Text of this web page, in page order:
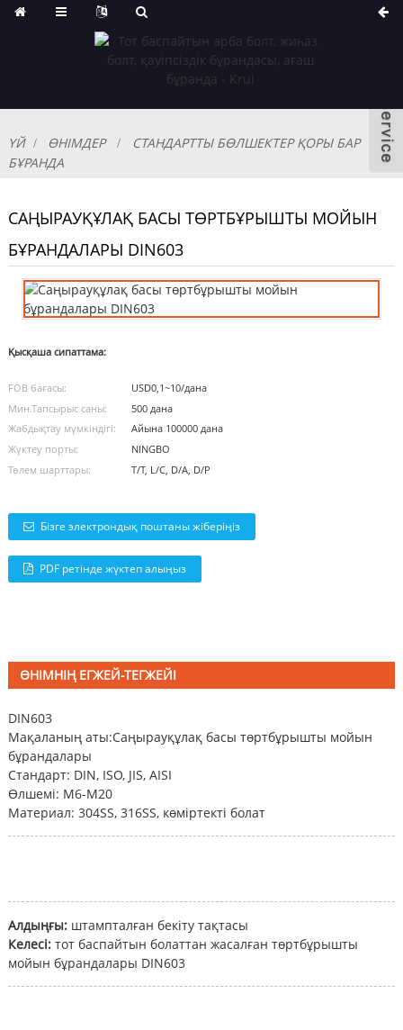
ҮЙ ӨНІМДЕР
СТАНДАРТТЫ БӨЛШЕКТЕР ҚОРЫ БАР
БҰРАНДА
САҢЫРАУҚҰЛАҚ БАСЫ ТӨРТБҰРЫШТЫ МОЙЫН
БҰРАНДАЛАРЫ DIN603
Қысқаша сипаттама:
FOB бағасы:
USD0,1~10/дана
Мин.Тапсырыс саны:
500 дана
Жабдықтау мүмкіндігі:
Айына 100000 дана
Жүктеу порты:
NINGBO
Төлем шарттары:
T/T, L/C, D/A, D/P
Бізге электрондық поштаны жіберіңіз
PDF ретінде жүктеп алыңыз
ӨНІМНІҢ ЕГЖЕЙ-ТЕГЖЕЙІ
DIN603
Мақаланың аты:Саңырауқұлақ басы төртбұрышты мойын
бұрандалары
Стандарт: DIN, ISO, JIS, AISI
Өлшемі: M6-M20
Материал: 304SS, 316SS, көміртекті болат
Алдыңғы: штампталған бекіту тақтасы
Келесі: тот баспайтын болаттан жасалған төртбұрышты
мойын бұрандалары DIN603